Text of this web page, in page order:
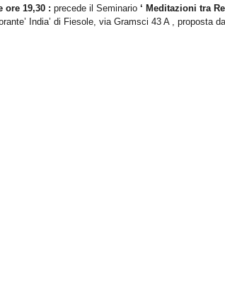
ore 19,30 : precede il Seminario ‘ Meditazioni tra
India’ di Fiesole, via Gramsci 43 A , proposta